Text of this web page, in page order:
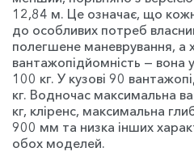
12,84 м. Це означає, що
до особливих потреб
полегшене маневрування, а
вантажопідйомність — вона
100 кг. У кузові 90
кг. Водночас максимальна
кг, кліренс, максимальна
900 мм та низка інших
обох моделей.